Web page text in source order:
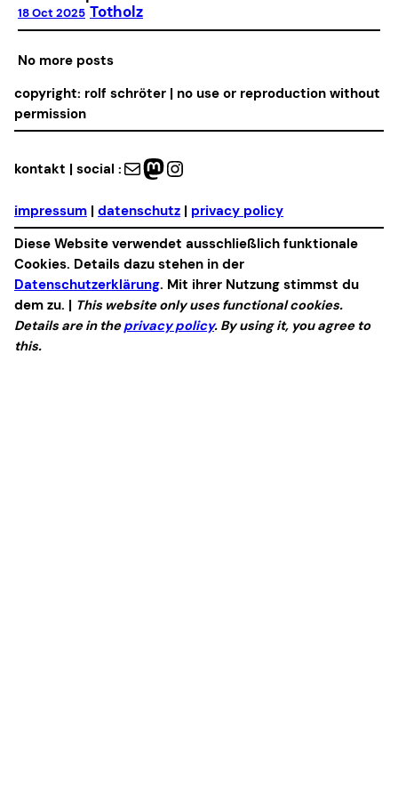
18 Oct 2025 Totholz
No more posts
copyright: rolf schröter | no use or reproduction without
permission
kontakt | social : Mail Mastodon Instagram
impressum | datenschutz | privacy policy
Diese Website verwendet ausschließlich funktionale
Cookies. Details dazu stehen in der
Datenschutzerklärung. Mit ihrer Nutzung stimmst du
dem zu. | This website only uses functional cookies.
Details are in theprivacy policy. By using it, you agree to
this.